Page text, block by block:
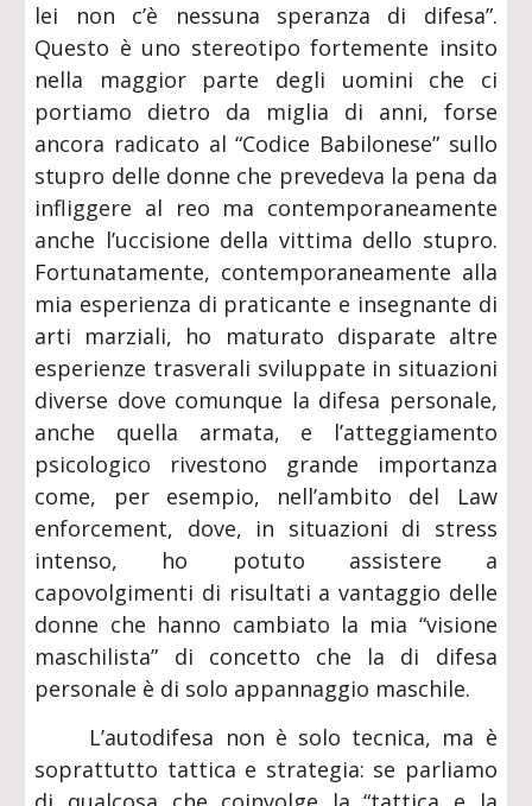
lei non c’è nessuna speranza di difesa”.
Questo è uno stereotipo fortemente insito
nella maggior parte degli uomini che ci
portiamo dietro da miglia di anni, forse
ancora radicato al “Codice Babilonese” sullo
stupro delle donne che prevedeva la pena da
infliggere al reo ma contemporaneamente
anche l’uccisione della vittima dello stupro.
Fortunatamente, contemporaneamente alla
mia esperienza di praticante e insegnante di
arti marziali, ho maturato disparate altre
esperienze trasverali sviluppate in situazioni
diverse dove comunque la difesa personale,
anche quella armata, e l’atteggiamento
psicologico rivestono grande importanza
come, per esempio, nell’ambito del Law
enforcement, dove, in situazioni di stress
intenso, ho potuto assistere a
capovolgimenti di risultati a vantaggio delle
donne che hanno cambiato la mia “visione
maschilista” di concetto che la di difesa
personale è di solo appannaggio maschile.
L’autodifesa non è solo tecnica, ma è
soprattutto tattica e strategia: se parliamo